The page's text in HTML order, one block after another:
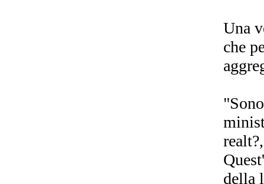
Una
che
della